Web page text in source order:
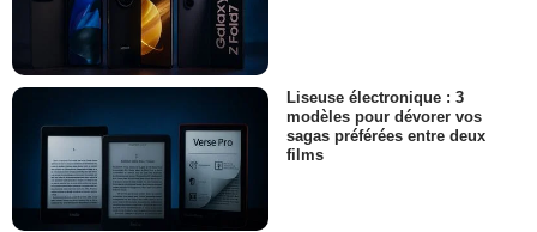
Liseuse électronique : 3
modèles pour dévorer vos
sagas préférées entre deux
films